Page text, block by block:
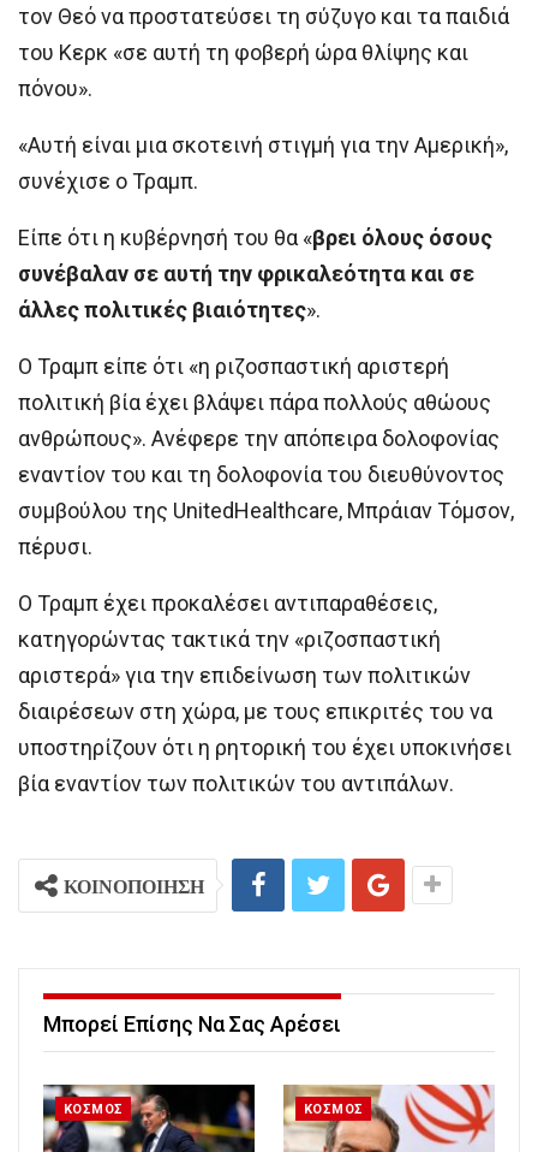
τον Θεό να προστατεύσει τη σύζυγο και τα παιδιά
του Κερκ «σε αυτή τη φοβερή ώρα θλίψης και
πόνου».
«Αυτή είναι μια σκοτεινή στιγμή για την Αμερική»,
συνέχισε ο Τραμπ.
Είπε ότι η κυβέρνησή του θα «βρει όλους όσους
συνέβαλαν σε αυτή την φρικαλεότητα και σε
άλλες πολιτικές βιαιότητες».
Ο Τραμπ είπε ότι «η ριζοσπαστική αριστερή
πολιτική βία έχει βλάψει πάρα πολλούς αθώους
ανθρώπους». Ανέφερε την απόπειρα δολοφονίας
εναντίον του και τη δολοφονία του διευθύνοντος
συμβούλου της UnitedHealthcare, Μπράιαν Τόμσον,
πέρυσι.
Ο Τραμπ έχει προκαλέσει αντιπαραθέσεις,
κατηγορώντας τακτικά την «ριζοσπαστική
αριστερά» για την επιδείνωση των πολιτικών
διαιρέσεων στη χώρα, με τους επικριτές του να
υποστηρίζουν ότι η ρητορική του έχει υποκινήσει
βία εναντίον των πολιτικών του αντιπάλων.
ΚΟΙΝΟΠΟΙΗΣΗ
Μπορεί Επίσης Να Σας Αρέσει
ΚΟΣΜΟΣ ΚΟΣΜΟΣ